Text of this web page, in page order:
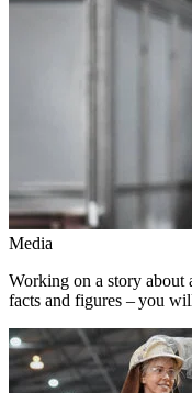
Media
Working on a story about
facts and figures – you